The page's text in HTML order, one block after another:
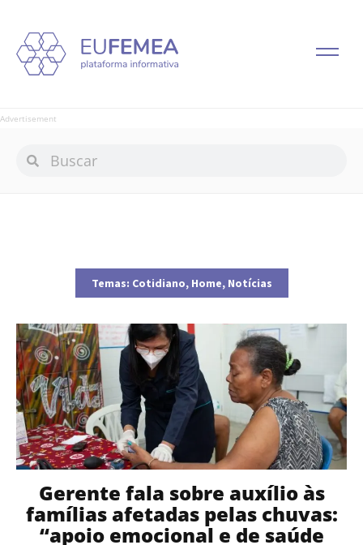
Advertisement
Temas: Cotidiano, Home, Notícias
Gerente fala sobre auxílio às
famílias afetadas pelas chuvas:
“apoio emocional e de saúde